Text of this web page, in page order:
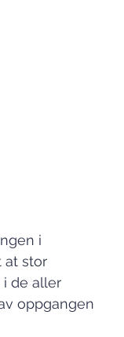
i
at stor
i de aller
oppgangen